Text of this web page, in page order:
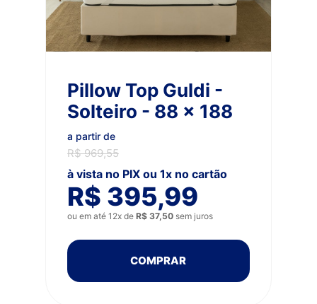
Pillow Top Guldi -
Solteiro - 88 x 188
a partir de
R$ 969,55
à vista no PIX ou 1x no cartão
R$ 395,99
ou em até 12x de R$ 37,50sem juros
COMPRAR